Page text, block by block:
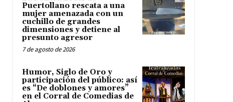
Puertollano rescata a una
mujer amenazada con un
cuchillo de grandes
dimensiones y detiene al
presunto agresor
7 de agosto de 2026
Humor, Siglo de Oro y
participación del público: así
es “De doblones y amores”
en el Corral de Comedias de